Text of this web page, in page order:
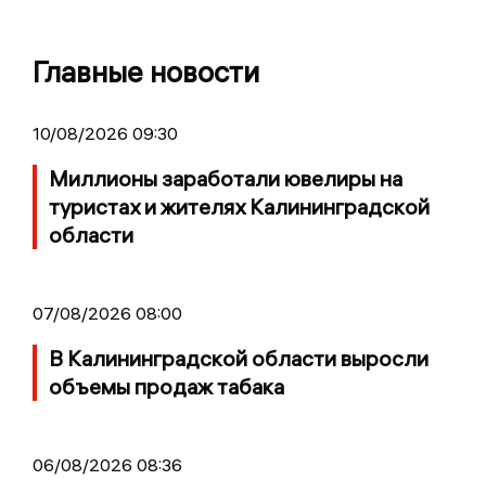
Главные новости
10/08/2026 09:30
Миллионы заработали ювелиры на
туристах и жителях Калининградской
области
07/08/2026 08:00
В Калининградской области выросли
объемы продаж табака
06/08/2026 08:36